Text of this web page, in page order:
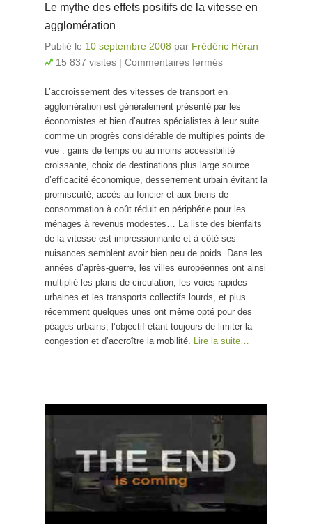
Le mythe des effets positifs de la vitesse en
agglomération
Publié le 10 septembre 2008 par Frédéric Héran
15 837 visites | Commentaires fermés
positifs de la
vitesse en
agglomération
L’accroissement des vitesses de transport en
agglomération est généralement présenté par les
économistes et bien d’autres spécialistes à leur suite
comme un progrès considérable de multiples points de
vue : gains de temps ou au moins accessibilité
croissante, choix de destinations plus large source
d’efficacité économique, desserrement urbain évitant la
promiscuité, accès au foncier et aux biens de
consommation à coût réduit en périphérie pour les
ménages à revenus modestes… La liste des bienfaits
de la vitesse est impressionnante et à côté ses
nuisances semblent avoir bien peu de poids. Dans les
années d’après-guerre, les villes européennes ont ainsi
multiplié les plans de circulation, les voies rapides
urbaines et les transports collectifs lourds, et plus
récemment quelques unes ont même opté pour des
péages urbains, l’objectif étant toujours de limiter la
congestion et d’accroître la mobilité. Lire la suite…